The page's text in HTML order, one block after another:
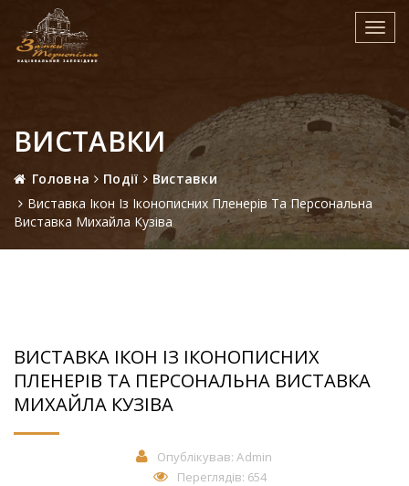
ВИСТАВКИ
Головна Події
Виставки
Виставка Ікон Із Іконописних Пленерів Та Персональна
Виставка Михайла Кузіва
ВИСТАВКА ІКОН ІЗ ІКОНОПИСНИХ
ПЛЕНЕРІВ ТА ПЕРСОНАЛЬНА ВИСТАВКА
МИХАЙЛА КУЗІВА
Опублікував:Admin
Переглядів: 654